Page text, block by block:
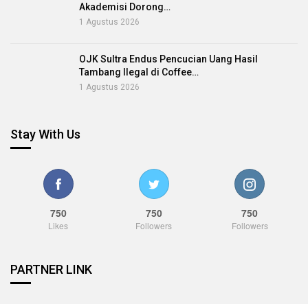
Akademisi Dorong…
1 Agustus 2026
OJK Sultra Endus Pencucian Uang Hasil
Tambang Ilegal di Coffee…
1 Agustus 2026
Stay With Us
750
Likes
750
Followers
750
Followers
PARTNER LINK